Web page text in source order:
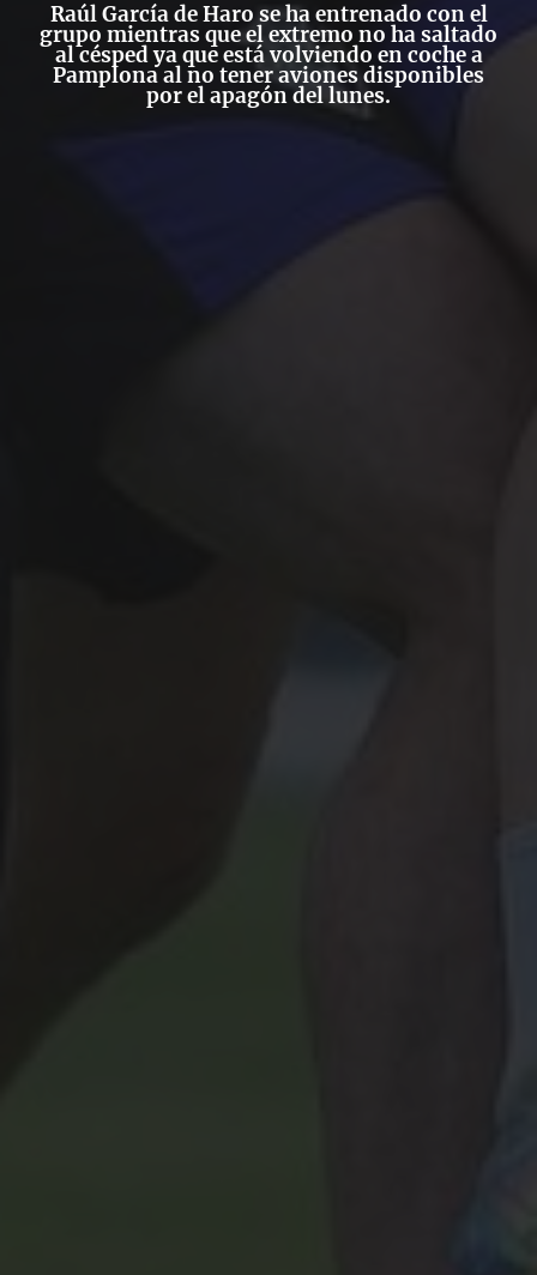
Raúl García de Haro se ha entrenado con el
grupo mientras que el extremo no ha saltado
al césped ya que está volviendo en coche a
Pamplona al no tener aviones disponibles
por el apagón del lunes.